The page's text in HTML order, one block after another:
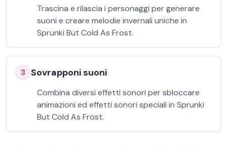
Trascina e rilascia i personaggi per generare
suoni e creare melodie invernali uniche in
Sprunki But Cold As Frost.
3 Sovrapponi suoni
Combina diversi effetti sonori per sbloccare
animazioni ed effetti sonori speciali in Sprunki
But Cold As Frost.